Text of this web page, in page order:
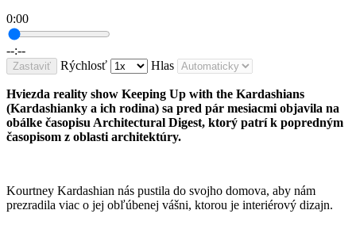
0:00
--:--
Zastaviť Rýchlosť Hlas
Hviezda reality show Keeping Up with the Kardashians
(Kardashianky a ich rodina) sa pred pár mesiacmi objavila na
obálke časopisu Architectural Digest, ktorý patrí k popredným
časopisom z oblasti architektúry.
Kourtney Kardashian nás pustila do svojho domova, aby nám
prezradila viac o jej obľúbenej vášni, ktorou je interiérový dizajn.